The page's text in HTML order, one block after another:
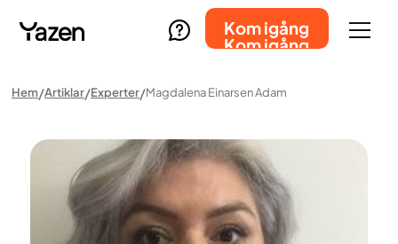
Kom igång
Kom igång
Hem Artiklar Experter Magdalena Einarsen Adam